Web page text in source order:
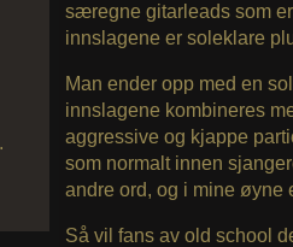
særegne gitarleads som
innslagene er soleklare
Man ender opp med en
innslagene kombineres
aggressive og kjappe
som normalt innen
andre ord, og i mine øyne
Så vil fans av old school